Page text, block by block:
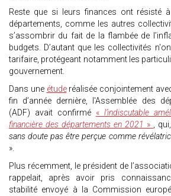
Reste que si leurs finances ont résisté
départements, comme les autres
s’assombrir du fait de la flambée de
budgets. D’autant que les collectivités
tarifaire, protégeant notamment les
gouvernement.
Dans une étuderéalisée conjointement
fin d’année dernière, l'Assemblée des
(ADF) avait confirmé « l’indiscutable
financière des départements en 2021 » ,
sans doute pas être perçue comme
».
Plus récemment, le président de
rappelait, après avoir pris
stabilité envoyé à la Commission